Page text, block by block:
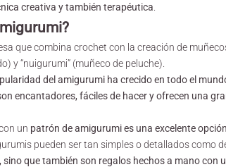
creativa y también terapéutica
?
que combina crochet con la creación de
y “nuigurumi” (muñeco de peluche).
del amigurumi ha crecido en todo el
encantadores, fáciles de hacer y ofrecen una
un patrón de amigurumies una excelente
pueden ser tan simples o detallados como
que también son regalos hechos a mano con